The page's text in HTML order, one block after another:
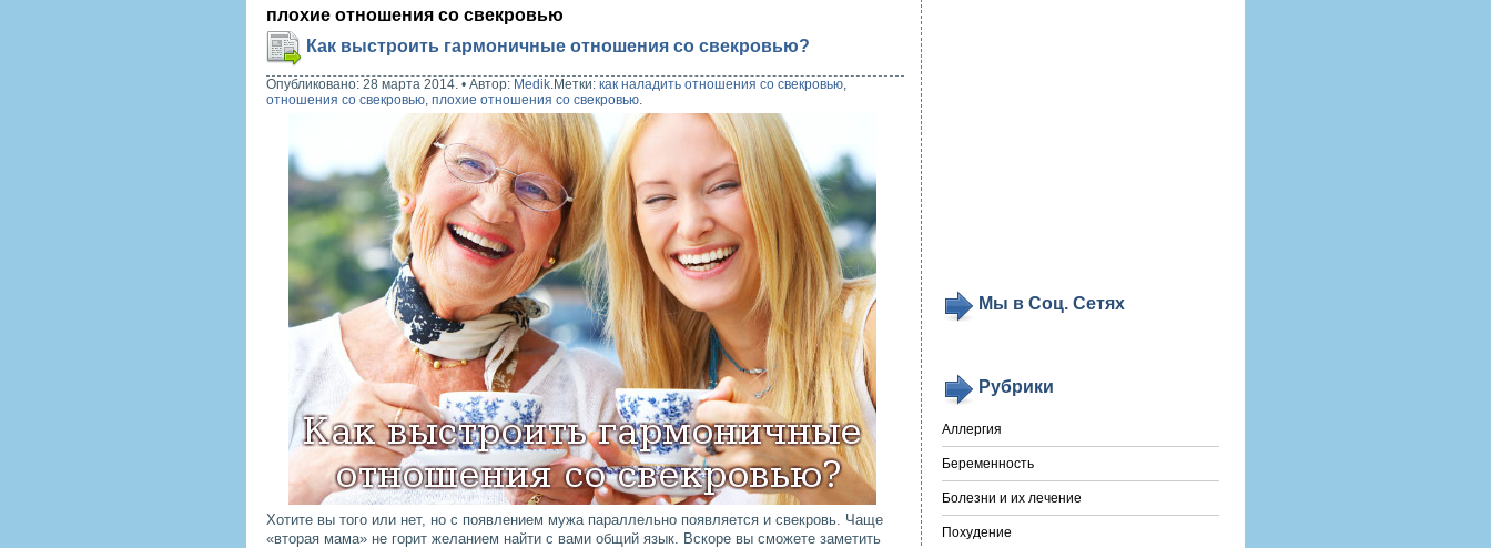
плохие отношения со свекровью
Как выстроить гармоничные отношения со свекровью?
Опубликовано: 28 марта 2014. • Автор: Medik.Метки: как наладить отношения со свекровью,
отношения со свекровью, плохие отношения со свекровью.
Хотите вы того или нет, но с появлением мужа параллельно появляется и свекровь. Чаще
«вторая мама» не горит желанием найти с вами общий язык. Вскоре вы сможете заметить
Мы в Соц. Сетях
Рубрики
Аллергия
Беременность
Болезни и их лечение
Похудение